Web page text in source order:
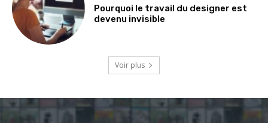
Pourquoi le travail du designer est
devenu invisible
Voir plus